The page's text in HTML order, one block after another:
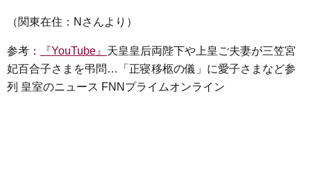
（関東在住：Nさんより）
参考： 『YouTube』 天皇皇后両陛下や上皇ご夫妻が三笠宮
妃百合子さまを弔問…「正寝移柩の儀」に愛子さまなど参
列 皇室のニュース FNNプライムオンライン